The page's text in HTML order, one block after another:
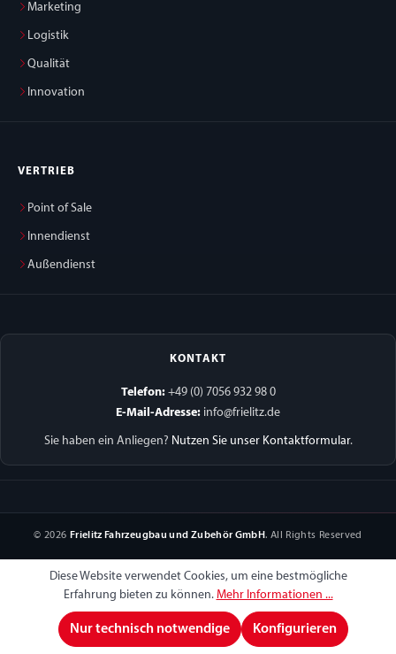
Marketing
Logistik
Qualität
Innovation
VERTRIEB
Point of Sale
Innendienst
Außendienst
KONTAKT
Telefon:+49 (0) 7056 932 98 0
E-Mail-Adresse: info@frielitz.de
Sie haben ein Anliegen? Nutzen Sie unser Kontaktformular.
© 2026 Frielitz Fahrzeugbau und Zubehör GmbH. All Rights Reserved
Diese Website verwendet Cookies, um eine bestmögliche
Erfahrung bieten zu können. Mehr Informationen ...
Nur technisch notwendige Konfigurieren